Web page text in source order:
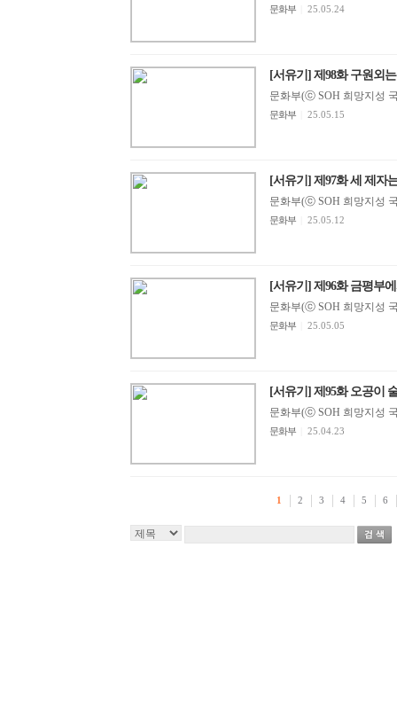
문화부 25.05.24
[서유기] 제98화 구원외
문화부(ⓒ SOH 희망지성
문화부 25.05.15
[서유기] 제97화 세 제자
문화부(ⓒ SOH 희망지성
문화부 25.05.12
[서유기] 제96화 금평부
문화부(ⓒ SOH 희망지성
문화부 25.05.05
[서유기] 제95화 오공이
문화부(ⓒ SOH 희망지성
문화부 25.04.23
1 2 3 4 5 6